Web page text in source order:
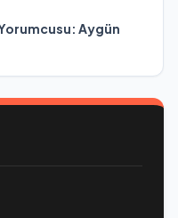
Yorumcusu: Aygün